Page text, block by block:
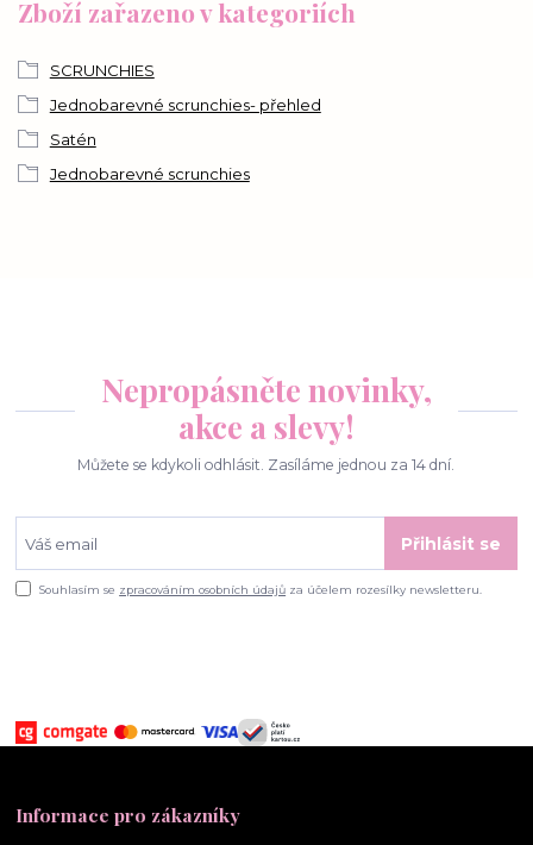
Zboží zařazeno v kategoriích
SCRUNCHIES
Jednobarevné scrunchies- přehled
Satén
Jednobarevné scrunchies
Nepropásněte novinky,
akce a slevy!
Můžete se kdykoli odhlásit. Zasíláme jednou za 14 dní.
Přihlásit se
Souhlasím se zpracováním osobních údajů za účelem rozesílky newsletteru.
Informace pro zákazníky